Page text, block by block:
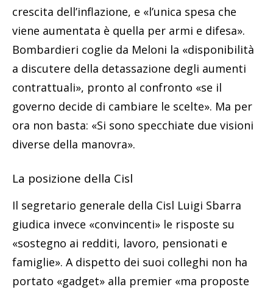
crescita dell’inflazione, e «l’unica spesa che
viene aumentata è quella per armi e difesa».
Bombardieri coglie da Meloni la «disponibilità
a discutere della detassazione degli aumenti
contrattuali», pronto al confronto «se il
governo decide di cambiare le scelte». Ma per
ora non basta: «Si sono specchiate due visioni
diverse della manovra».
La posizione della Cisl
Il segretario generale della Cisl Luigi Sbarra
giudica invece «convincenti» le risposte su
«sostegno ai redditi, lavoro, pensionati e
famiglie». A dispetto dei suoi colleghi non ha
portato «gadget» alla premier «ma proposte